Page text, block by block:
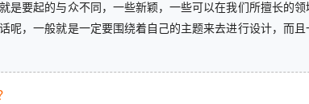
是要起的与众不同，一些新颖，一些可以在我们所擅长的领
呢，一般就是一定要围绕着自己的主题来去进行设计，而且